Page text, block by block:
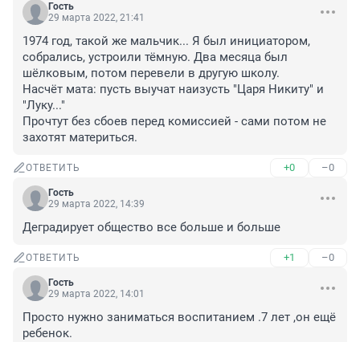
Гость
29 марта 2022, 21:41
1974 год, такой же мальчик... Я был инициатором,
собрались, устроили тёмную. Два месяца был
шёлковым, потом перевели в другую школу.
Насчёт мата: пусть выучат наизусть "Царя Никиту" и
"Луку..."
Прочтут без сбоев перед комиссией - сами потом не
захотят материться.
ОТВЕТИТЬ +0 –0
Гость
29 марта 2022, 14:39
Деградирует общество все больше и больше
ОТВЕТИТЬ +1 –0
Гость
29 марта 2022, 14:01
Просто нужно заниматься воспитанием .7 лет ,он ещё
ребенок.